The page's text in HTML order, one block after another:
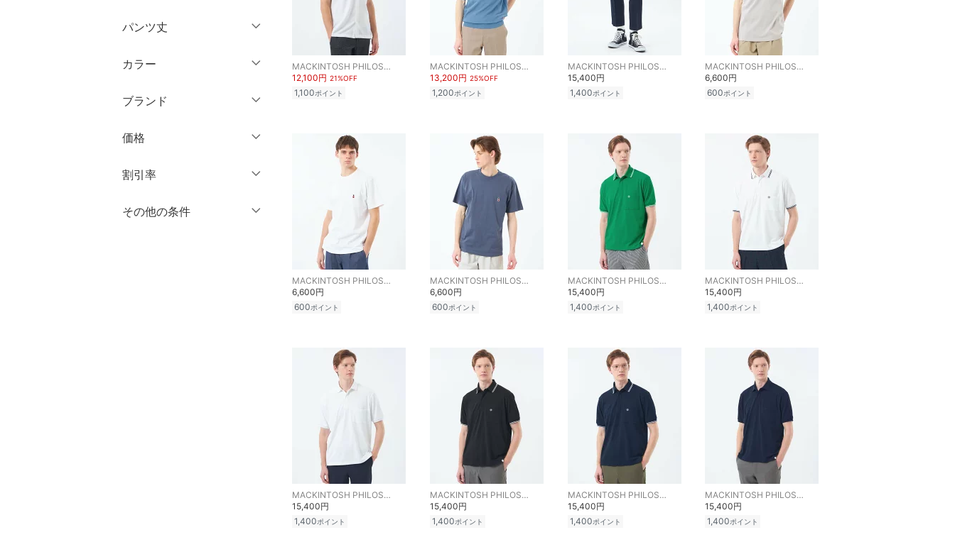
ヘアアクセサリー
マタニティウェア・ベビ
ー用品
スーツ・フォーマル
水着・スイムグッズ
着物・浴衣・和装小物
スキンケア
XL
長袖
クリア
ショート丈
ミドル丈
パンツ丈
～ 3分丈
5分丈・ハーフ
10分丈
12分丈 ～
クリア 絞り込み
カラー
クリア
ブランド
価格
絞り込み
割引率
％OFF～ ％OFF
その他の条件
MACKINTOSH PHILOSOPHY
12,100円 21%OFF
1,100ポイント
MACKINTOSH PHILOSOPHY
13,200円 25%OFF
1,200ポイント
MACKINTOSH PHILOSOPHY
15,400円
1,400ポイント
MACKINTOSH PHILOSOPHY
6,600円
600ポイント
MACKINTOSH PHILOSOPHY
6,600円
600ポイント
MACKINTOSH PHILOSOPHY
6,600円
600ポイント
MACKINTOSH PHILOSOPHY
15,400円
1,400ポイント
MACKINTOSH PHILOSOPHY
15,400円
1,400ポイント
MACKINTOSH PHILOSOPHY
15,400円
1,400ポイント
MACKINTOSH PHILOSOPHY
15,400円
1,400ポイント
MACKINTOSH PHILOSOPHY
15,400円
1,400ポイント
MACKINTOSH PHILOSOPHY
15,400円
1,400ポイント